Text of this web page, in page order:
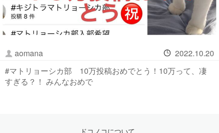
aomana
2022.10.20
#マトリョーシカ部 10万投稿おめでとう！10万って、凄
すぎる？！ みんなおめで